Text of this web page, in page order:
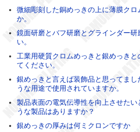
微細彫刻した銅めっきの上に薄膜クロ
か。
鏡面研磨とバフ研磨とグラインダー研
い。
工業用硬質クロムめっきと銀めっきと
てください。
銀めっきと言えば装飾品と思ってまし
うな用途で使用されていますか。
製品表面の電気伝導性を向上させたい
うな製品はありますか？
銀めっきの厚みは何ミクロンですか